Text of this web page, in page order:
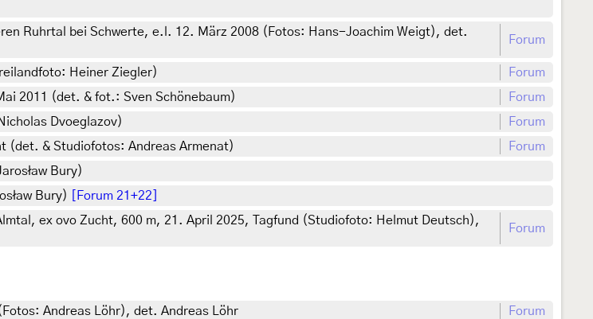
Ruhrtal bei Schwerte, e.l. 12. März 2008 (Fotos: Hans-Joachim Weigt), det.
Forum
Heiner Ziegler)
Forum
2011 (det. & fot.: Sven Schönebaum)
Forum
Dvoeglazov)
Forum
(det. & Studiofotos: Andreas Armenat)
Forum
Bury)
Bury)
[Forum 21+22]
ex ovo Zucht, 600 m, 21. April 2025, Tagfund (Studiofoto: Helmut Deutsch),
Forum
Andreas Löhr), det. Andreas Löhr
Forum